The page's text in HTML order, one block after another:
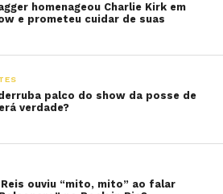
homenageou Charlie Kirk em
e prometeu cuidar de suas
palco do show da posse de
verdade?
Reis ouviu “mito, mito” ao falar